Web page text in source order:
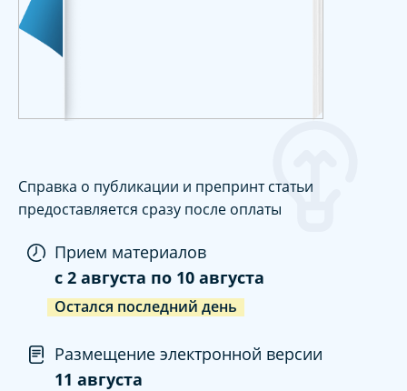
Справка о публикации и препринт статьи
предоставляется сразу после оплаты
Прием материалов
c 2 августа по 10 августа
Остался последний день
Размещение электронной версии
11 августа